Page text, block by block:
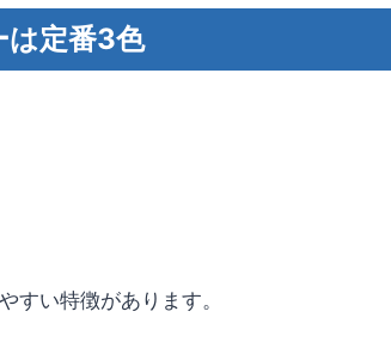
は定番3色
すい特徴があります。